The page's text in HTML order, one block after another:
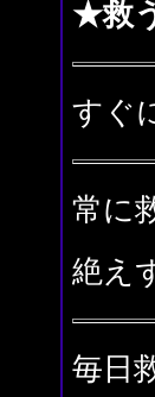
★救
すぐ
常に
絶え
毎日